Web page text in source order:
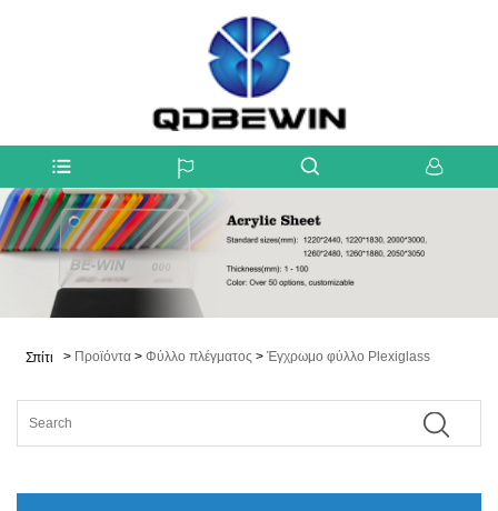
Σπίτι > Προϊόντα > Φύλλο πλέγματος > Έγχρωμο φύλλο Plexiglass